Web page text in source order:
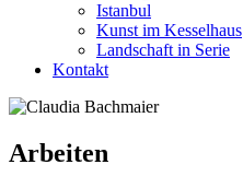
Istanbul
Kunst im Kesselhaus
Landschaft in Serie
Kontakt
Arbeiten